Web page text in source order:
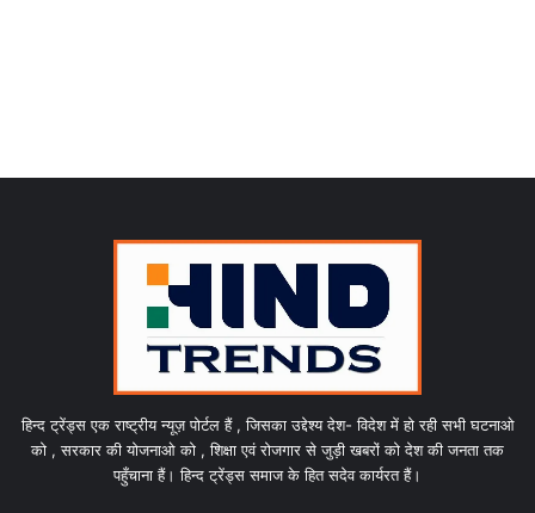
हिन्द ट्रेंड्स एक राष्ट्रीय न्यूज़ पोर्टल हैं , जिसका उद्देश्य देश- विदेश में हो रही सभी घटनाओ
को , सरकार की योजनाओ को , शिक्षा एवं रोजगार से जुड़ी खबरों को देश की जनता तक
पहुँचाना हैं। हिन्द ट्रेंड्स समाज के हित सदेव कार्यरत हैं।